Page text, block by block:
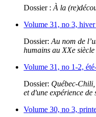
Dossier : À la
Volume 31, no 3,
Dossier: Au nom de
humains au XXe siècle
Volume 31, no 1-2,
Dossier: Québec-
et d'une expérience de
Volume 30, no 3,